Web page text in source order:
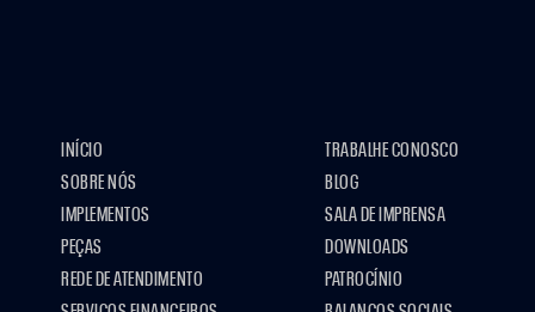
INÍCIO
SOBRE NÓS
IMPLEMENTOS
PEÇAS
REDE DE ATENDIMENTO
TRABALHE CONOSCO
BLOG
SALA DE IMPRENSA
DOWNLOADS
PATROCÍNIO